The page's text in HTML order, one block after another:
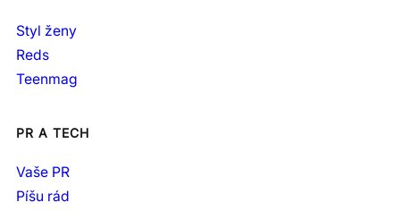
Styl ženy
Reds
Teenmag
PR A TECH
Vaše PR
Píšu rád